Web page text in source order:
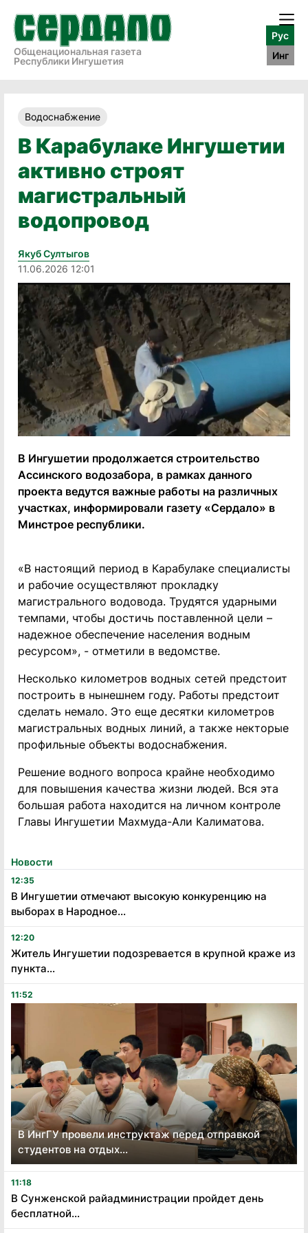
Общенациональная газета
Республики Ингушетия
Рус
Инг
Новости
12:35
В Ингушетии отмечают высокую конкуренцию на
выборах в Народное...
12:20
Житель Ингушетии подозревается в крупной краже из
пункта...
11:52
В ИнгГУ провели инструктаж перед отправкой
студентов на отдых...
11:18
В Сунженской райадминистрации пройдет день
бесплатной...
Водоснабжение
В Карабулаке Ингушетии
активно строят
магистральный
водопровод
Якуб Султыгов
11.06.2026 12:01
В Ингушетии продолжается строительство
Ассинского водозабора, в рамках данного
проекта ведутся важные работы на различных
участках, информировали газету «Сердало» в
Минстрое республики.
«В настоящий период в Карабулаке специалисты
и рабочие осуществляют прокладку
магистрального водовода. Трудятся ударными
темпами, чтобы достичь поставленной цели –
надежное обеспечение населения водным
ресурсом», - отметили в ведомстве.
Несколько километров водных сетей предстоит
построить в нынешнем году. Работы предстоит
сделать немало. Это еще десятки километров
магистральных водных линий, а также некторые
профильные объекты водоснабжения.
Решение водного вопроса крайне необходимо
для повышения качества жизни людей. Вся эта
большая работа находится на личном контроле
Главы Ингушетии Махмуда-Али Калиматова.